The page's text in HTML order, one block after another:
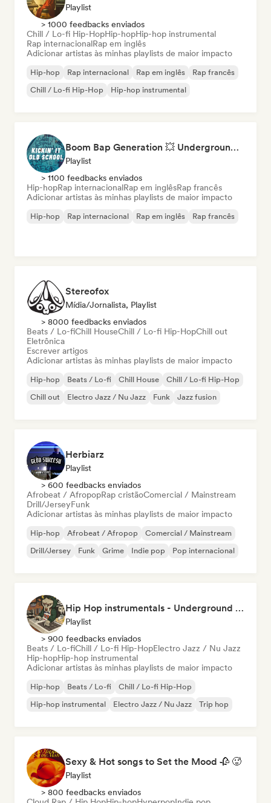
Playlist
> 1000 feedbacks enviados
Chill / Lo-fi Hip-HopHip-hopHip-hop instrumental
Rap internacionalRap em inglês
Adicionar artistas às minhas playlists de maior impacto
Hip-hop Rap internacional Rap em inglês
Rap francês
Chill / Lo-fi Hip-Hop
Hip-hop instrumental
Boom Bap Generation 💥 Underground Hip-Hop, East Coast & Jazz Rap
Playlist
> 1100 feedbacks enviados
Hip-hopRap internacionalRap em inglêsRap francês
Adicionar artistas às minhas playlists de maior impacto
Hip-hop Rap internacional Rap em inglês Rap francês
Stereofox
Mídia/Jornalista, Playlist
> 8000 feedbacks enviados
Beats / Lo-fiChill HouseChill / Lo-fi Hip-HopChill out
Eletrônica
Escrever artigos
Adicionar artistas às minhas playlists de maior impacto
Hip-hop Beats / Lo-fi Chill House
Chill / Lo-fi Hip-Hop
Chill out
Electro Jazz / Nu Jazz Funk Jazz fusion
Herbiarz
Playlist
> 600 feedbacks enviados
Afrobeat / AfropopRap cristãoComercial / Mainstream
Drill/JerseyFunk
Adicionar artistas às minhas playlists de maior impacto
Hip-hop Afrobeat / Afropop
Comercial / Mainstream
Drill/Jersey
Funk Grime Indie pop Pop internacional
Hip Hop instrumentals - Underground boombap & Lo Fi Hip Hop (by Snaap)
Playlist
> 900 feedbacks enviados
Beats / Lo-fiChill / Lo-fi Hip-HopElectro Jazz / Nu Jazz
Hip-hopHip-hop instrumental
Adicionar artistas às minhas playlists de maior impacto
Hip-hop Beats / Lo-fi
Chill / Lo-fi Hip-Hop
Hip-hop instrumental
Electro Jazz / Nu Jazz Trip hop
Sexy & Hot songs to Set the Mood 🥀 🥵
Playlist
> 800 feedbacks enviados